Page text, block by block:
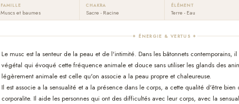
FAMILLE
Muscs et baumes
CHAKRA
Sacre - Racine
ÉLÉMENT
Terre - Eau
✦ ÉNERGIE & VERTUS ✦
Le musc est la senteur de la peau et de l'intimité. Dans les bâtonnets contemporains,
végétal qui évoqué cette fréquence animale et douce sans utiliser les glands des
légèrement animale est celle qu'on associe a la peau propre et chaleureuse.
Il est associe a la sensualité et a la présence dans le corps, a cette qualité d'être bien
corporalite. Il aide les personnes qui ont des difficultés avec leur corps, avec la